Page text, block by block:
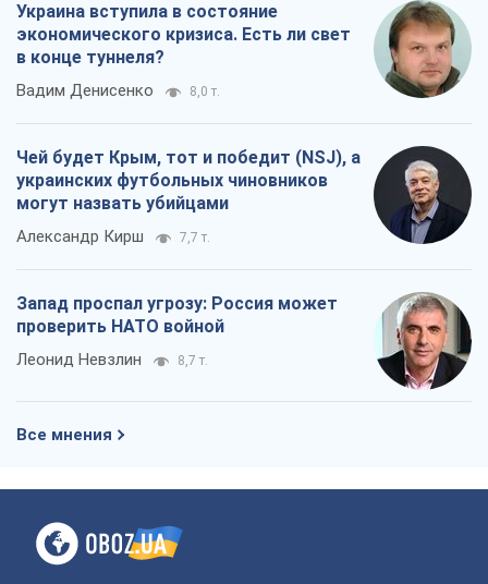
Украина вступила в состояние
экономического кризиса. Есть ли свет
в конце туннеля?
Вадим Денисенко 8,0 т.
Чей будет Крым, тот и победит (NSJ), а
украинских футбольных чиновников
могут назвать убийцами
Александр Кирш 7,7 т.
Запад проспал угрозу: Россия может
проверить НАТО войной
Леонид Невзлин 8,7 т.
Все мнения